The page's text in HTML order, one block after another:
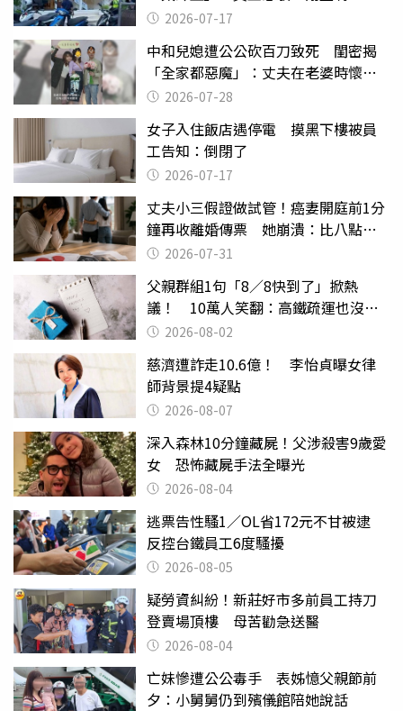
2026-07-17
中和兒媳遭公公砍百刀致死 閨密揭
「全家都惡魔」：丈夫在老婆時懷孕
摔東西
2026-07-28
女子入住飯店遇停電 摸黑下樓被員
工告知：倒閉了
2026-07-17
丈夫小三假證做試管！癌妻開庭前1分
鐘再收離婚傳票 她崩潰：比八點檔
還扯2026-07-31
父親群組1句「8／8快到了」掀熱
議！ 10萬人笑翻：高鐵疏運也沒列
父親節
2026-08-02
慈濟遭詐走10.6億！ 李怡貞曝女律
師背景提4疑點
2026-08-07
深入森林10分鐘藏屍！父涉殺害9歲愛
女 恐怖藏屍手法全曝光
2026-08-04
逃票告性騷1／OL省172元不甘被逮
反控台鐵員工6度騷擾
2026-08-05
疑勞資糾紛！新莊好市多前員工持刀
登賣場頂樓 母苦勸急送醫
2026-08-04
亡妹慘遭公公毒手 表姊憶父親節前
夕：小舅舅仍到殯儀館陪她說話